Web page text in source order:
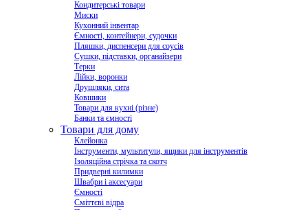
Кондитерські товари
Миски
Кухонний інвентар
Ємності, контейнери, судочки
Пляшки, диспенсери для соусів
Сушки, підставки, органайзери
Терки
Лійки, воронки
Друшляки, сита
Ковшики
Товари для кухні (різне)
Банки та ємності
Товари для дому
Клейонка
Інструменти, мультитули, ящики для інструментів
Ізоляційна стрічка та скотч
Придверні килимки
Швабри і аксесуари
Ємності
Сміттєві відра